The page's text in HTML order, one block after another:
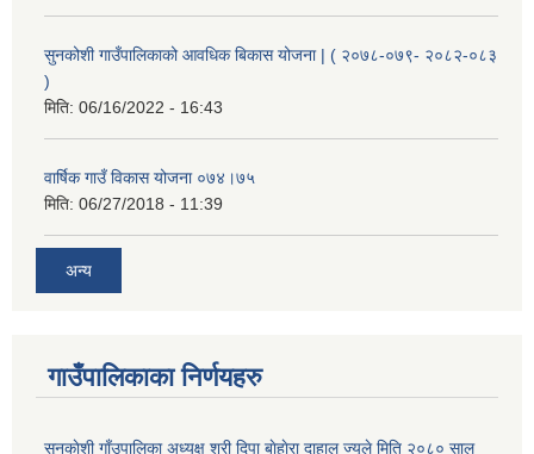
सुनकोशी गाउँपालिकाको आवधिक बिकास योजना | ( २०७८-०७९- २०८२-०८३
)
मिति: 06/16/2022 - 16:43
वार्षिक गाउँ विकास योजना ०७४।७५
मिति: 06/27/2018 - 11:39
अन्य
गाउँपालिकाका निर्णयहरु
सुनकाेशी गाँउपालिका अध्यक्ष श्री दिपा बाेहाेरा दाहाल ज्यूले मिति २०८० साल